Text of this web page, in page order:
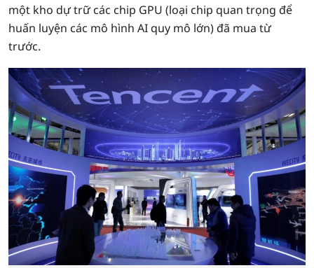
một kho dự trữ các chip GPU (loại chip quan trọng để
huấn luyện các mô hình AI quy mô lớn) đã mua từ
trước.